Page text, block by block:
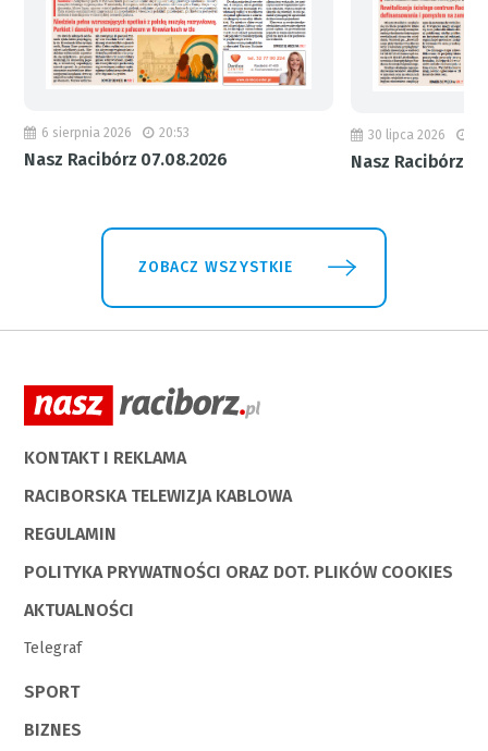
6 sierpnia 2026 20:53
Nasz Racibórz 07.08.2026
30 lipca 2026
Nasz Racibórz
ZOBACZ WSZYSTKIE
KONTAKT I REKLAMA
RACIBORSKA TELEWIZJA KABLOWA
REGULAMIN
POLITYKA PRYWATNOŚCI ORAZ DOT. PLIKÓW COOKIES
AKTUALNOŚCI
Telegraf
SPORT
BIZNES